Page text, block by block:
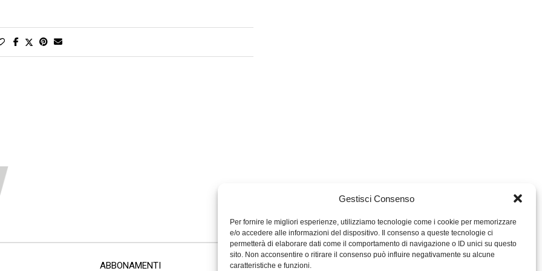
Gestisci Consenso
Per fornire le migliori esperienze, utilizziamo tecnologie come i cookie per memorizzare
e/o accedere alle informazioni del dispositivo. Il consenso a queste tecnologie ci
permetterà di elaborare dati come il comportamento di navigazione o ID unici su questo
sito. Non acconsentire o ritirare il consenso può influire negativamente su alcune
caratteristiche e funzioni.
ABBONAMENTI MIGROS TICINO